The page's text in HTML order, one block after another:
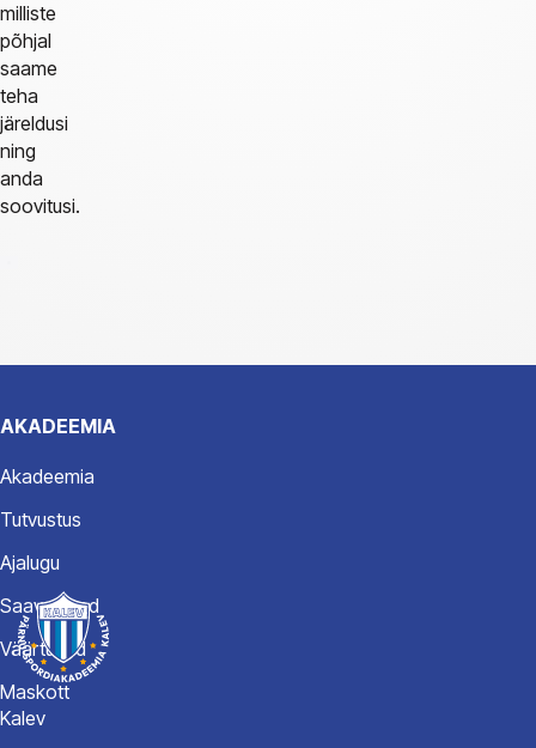
milliste
põhjal
saame
teha
järeldusi
ning
anda
soovitusi.
AKADEEMIA
Akadeemia
Tutvustus
Ajalugu
Saavutused
Väärtused
Maskott
Kalev